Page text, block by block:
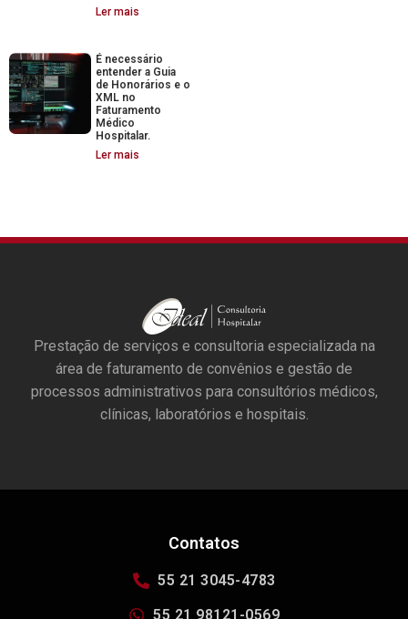
Ler mais
É necessário
entender a Guia
de Honorários e o
XML no
Faturamento
Médico
Hospitalar.
Ler mais
Prestação de serviços e consultoria especializada na
área de faturamento de convênios e gestão de
processos administrativos para consultórios médicos,
clínicas, laboratórios e hospitais.
Contatos
55 21 3045-4783
55 21 98121-0569